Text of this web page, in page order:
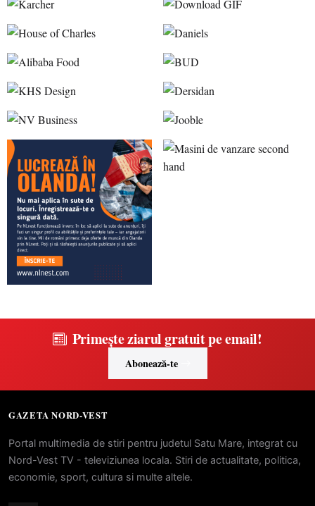
Primește ziarul gratuit pe email!
Abonează-te
GAZETA NORD-VEST
Portal multimedia de stiri pentru judetul Satu Mare, integrat cu
Nord-Vest TV - televiziunea locala. Stiri de actualitate, politica,
economie, sport, cultura si multe altele.